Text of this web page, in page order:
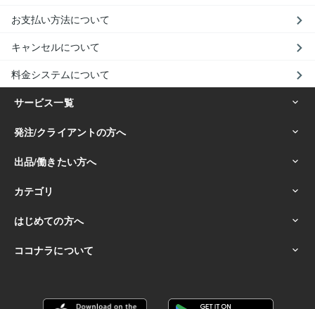
お支払い方法について
キャンセルについて
料金システムについて